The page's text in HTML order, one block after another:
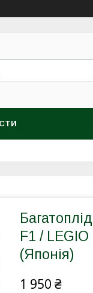
F1 /
(Японія)
1 950 ₴